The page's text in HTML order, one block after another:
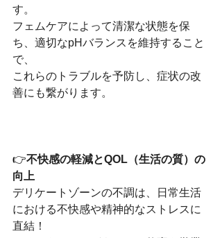
す。
フェムケアによって清潔な状態を保
ち、適切なpHバランスを維持すること
で、
これらのトラブルを予防し、症状の改
善にも繋がります。
👉不快感の軽減とQOL（生活の質）の
向上
デリケートゾーンの不調は、日常生活
における不快感や精神的なストレスに
直結！